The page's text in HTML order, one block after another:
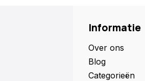
Informatie
Over ons
Blog
Categorieën